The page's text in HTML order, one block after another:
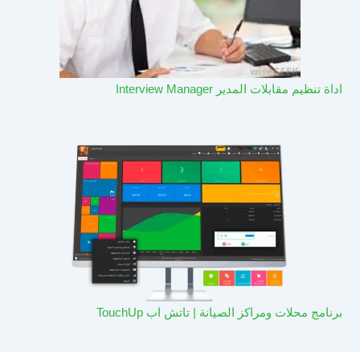
اداة تنظيم مقابلات المدير Interview Manager
برنامج محلات ومراكز الصيانة | تاتش اب TouchUp